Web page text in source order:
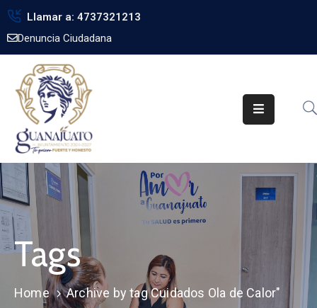
Llamar a: 4737321213
Denuncia Ciudadana
Inicio
Gobierno
Trámites
Noticias
Transparencia
Obra
Pública
Biblioteca
Tags
Home Archive by tag Cuidados Ola de Calor"